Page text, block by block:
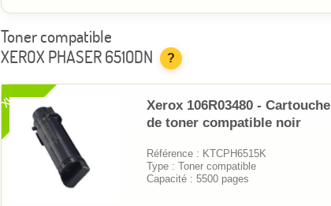
Toner compatible
XEROX PHASER 6510DN
?
XL
Xerox 106R03480 - Cartouche
de toner compatible noir
Référence : KTCPH6515K
Type : Toner compatible
Capacité : 5500 pages